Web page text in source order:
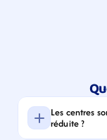
Les centres
réduite ?